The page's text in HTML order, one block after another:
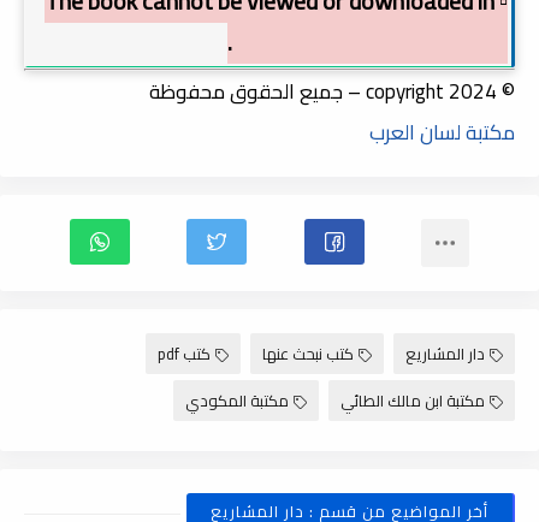
© copyright 2024 – جميع الحقوق محفوظة
مكتبة لسان العرب
دار المشاريع كتب نبحث عنها
كتب pdf
مكتبة ابن مالك الطائي
مكتبة المكودي
أخر المواضيع من قسم : دار المشاريع